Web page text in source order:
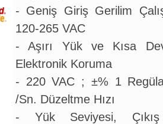
- Geniş Giriş Gerilim
120-265 VAC
- Aşırı Yük ve Kısa
Elektronik Koruma
- 220 VAC ; ±% 1
/Sn. Düzeltme Hızı
- Yük Seviyesi,